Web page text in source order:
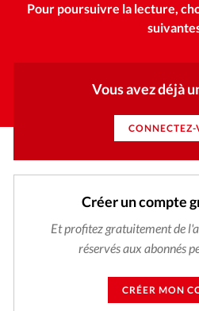
Pour poursuivre la lecture,
Vous avez déjà
CONNECTEZ-
Créer un compte
Et profitez gratuitement de
réservés aux abonnés
CRÉER MON